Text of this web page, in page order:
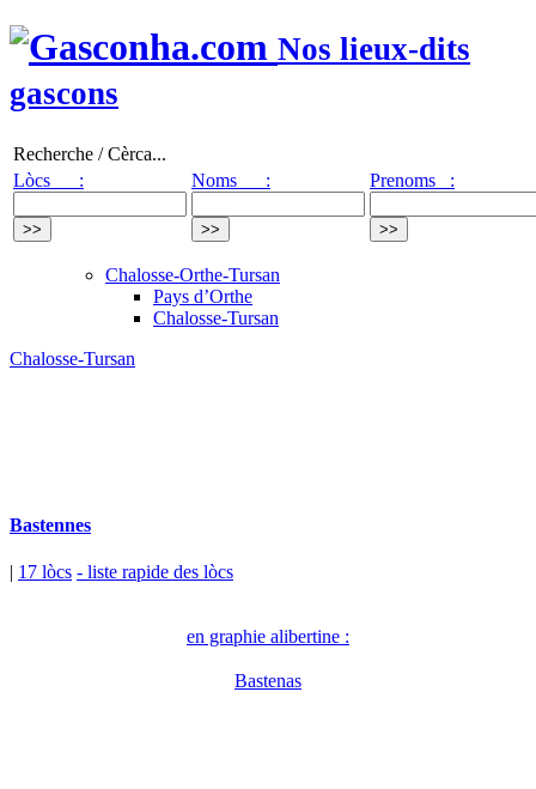
Nos lieux-dits
gascons
Recherche / Cèrca...
Lòcs :
Noms : Prenoms :
Chalosse-Orthe-Tursan
Pays d’Orthe
Chalosse-Tursan
Chalosse-Tursan
Bastennes
| 17 lòcs - liste rapide des lòcs
en graphie alibertine :
Bastenas